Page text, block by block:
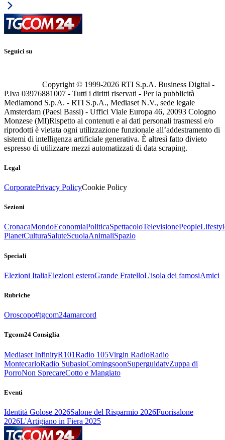
Seguici su
Copyright © 1999-2026 RTI S.p.A. Business Digital -
P.Iva 03976881007 - Tutti i diritti riservati - Per la pubblicità
Mediamond S.p.A. - RTI S.p.A., Mediaset N.V., sede legale
Amsterdam (Paesi Bassi) - Uffici Viale Europa 46, 20093 Cologno
Monzese (MI)Rispetto ai contenuti e ai dati personali trasmessi e/o
riprodotti è vietata ogni utilizzazione funzionale all’addestramento di
sistemi di intelligenza artificiale generativa. È altresì fatto divieto
espresso di utilizzare mezzi automatizzati di data scraping.
Legal
CorporatePrivacy PolicyCookie Policy
Sezioni
CronacaMondoEconomiaPoliticaSpettacoloTelevisionePeople
PlanetCulturaSaluteScuolaAnimaliSpazio
Speciali
Elezioni ItaliaElezioni esteroGrande FratelloL'isola dei famosiAmici
Rubriche
Oroscopo#tgcom24amarcord
Tgcom24 Consiglia
Mediaset InfinityR101Radio 105Virgin RadioRadio
MontecarloRadio SubasioComingsoonSuperguidatvZuppa di
PorroNon SprecareCotto e Mangiato
Eventi
Identità Golose 2026Salone del Risparmio 2026Fuorisalone
2026L'Artigiano in Fiera 2025